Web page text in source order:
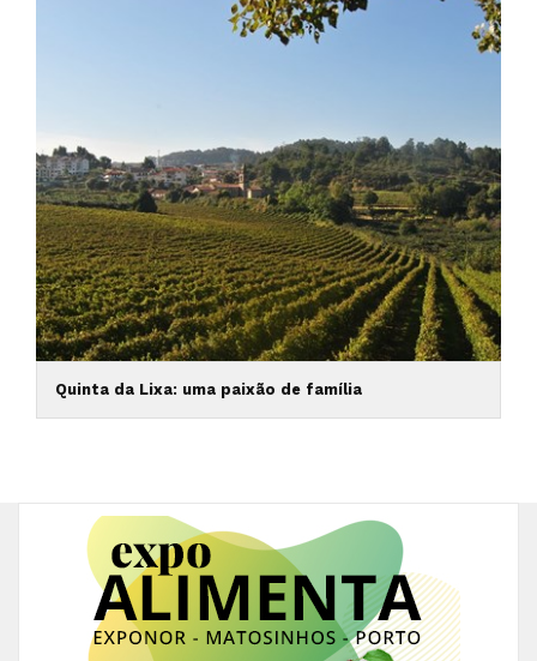
Quinta da Lixa: uma paixão de família